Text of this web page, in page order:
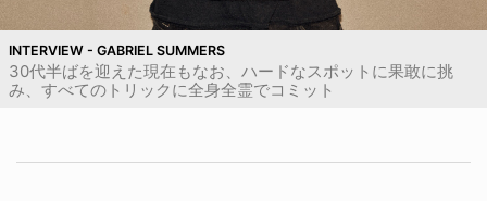
INTERVIEW - GABRIEL SUMMERS
30代半ばを迎えた現在もなお、ハードなスポットに果敢に挑
み、すべてのトリックに全身全霊でコミット